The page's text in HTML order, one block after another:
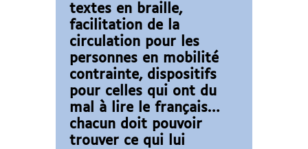
textes en braille,
facilitation de la
circulation pour les
personnes en mobilité
contrainte, dispositifs
pour celles qui ont du
mal à lire le français…
chacun doit pouvoir
trouver ce qui lui